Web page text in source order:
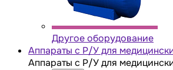
Другое оборудование
Аппараты с Р/У для
Аппараты с Р/У для